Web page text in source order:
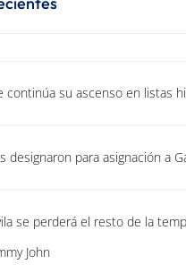
continúa su ascenso en listas
designaron para asignación a
se perderá el resto de la
John